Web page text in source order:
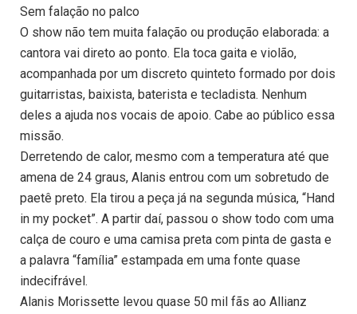
Sem falação no palco
O show não tem muita falação ou produção elaborada: a
cantora vai direto ao ponto. Ela toca gaita e violão,
acompanhada por um discreto quinteto formado por dois
guitarristas, baixista, baterista e tecladista. Nenhum
deles a ajuda nos vocais de apoio. Cabe ao público essa
missão.
Derretendo de calor, mesmo com a temperatura até que
amena de 24 graus, Alanis entrou com um sobretudo de
paetê preto. Ela tirou a peça já na segunda música, “Hand
in my pocket”. A partir daí, passou o show todo com uma
calça de couro e uma camisa preta com pinta de gasta e
a palavra “família” estampada em uma fonte quase
indecifrável.
Alanis Morissette levou quase 50 mil fãs ao Allianz